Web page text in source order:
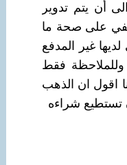
أن يتم تدوير
يكفي على صحة ما
غير المدفع
وللملاحظة فقط
اقول ان الذهب
تستطيع شراءه